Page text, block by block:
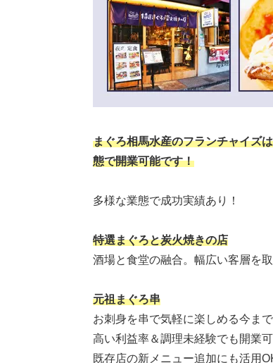
まぐろ相馬水産のフランチャイズ
態で開業可能です！
多様な業態で成功実績あり！
特選まぐろと炭火焼きの店
酒場と食堂の融合。幅広い客層を
元祖まぐろ串
お刺身を串で気軽に楽しめる今ま
高い利益率＆調理未経験でも開業可
既存店の新メニュー追加にも活用